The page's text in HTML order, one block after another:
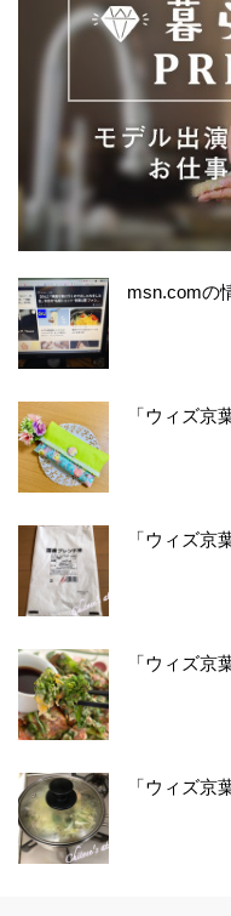
msn.comの
「ウィズ京
「ウィズ京
「ウィズ京
「ウィズ京